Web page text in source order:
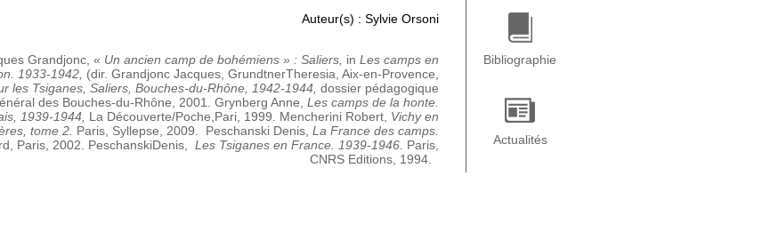
Auteur(s) : Sylvie Orsoni
Grandjonc, « Un ancien camp de bohémiens » : Saliers, in Les camps en
1933-1942, (dir. Grandjonc Jacques, GrundtnerTheresia, Aix-en-Provence,
les Tsiganes, Saliers, Bouches-du-Rhône, 1942-1944, dossier pédagogique
des Bouches-du-Rhône, 2001.
Grynberg Anne, Les camps de la honte.
1939-1944, La Découverte/Poche,Pari, 1999. Mencherini Robert, Vichy en
tome 2. Paris, Syllepse, 2009. Peschanski Denis, La France des camps.
Paris, 2002. PeschanskiDenis, Les Tsiganes en France. 1939-1946. Paris,
CNRS Editions, 1994.
Bibliographie
Actualités